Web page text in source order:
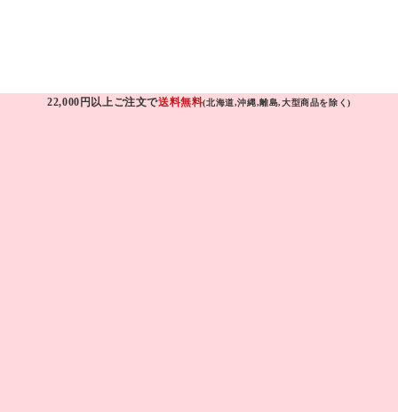
22,000円以上ご注文で送料無料(北海道,沖縄,離島,大型商品を除く)